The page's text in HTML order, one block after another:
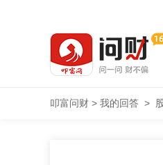
叩富问财 > 我的回答 >